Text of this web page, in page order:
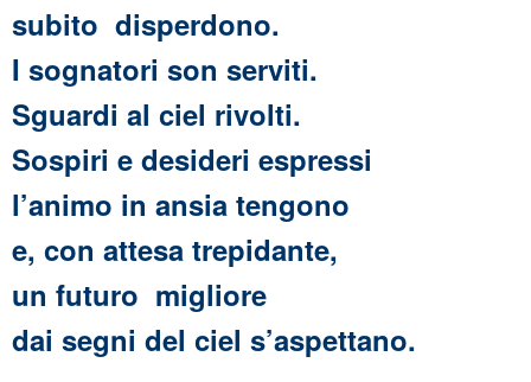
subito disperdono.
I sognatori son serviti.
Sguardi al ciel rivolti.
Sospiri e desideri espressi
l’animo in ansia tengono
e, con attesa trepidante,
un futuro migliore
dai segni del ciel s’aspettano.